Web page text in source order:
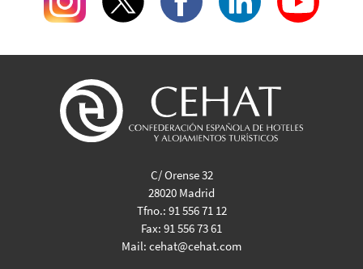
C/ Orense 32
28020 Madrid
Tfno.: 91 556 71 12
Fax: 91 556 73 61
Mail: cehat@cehat.com